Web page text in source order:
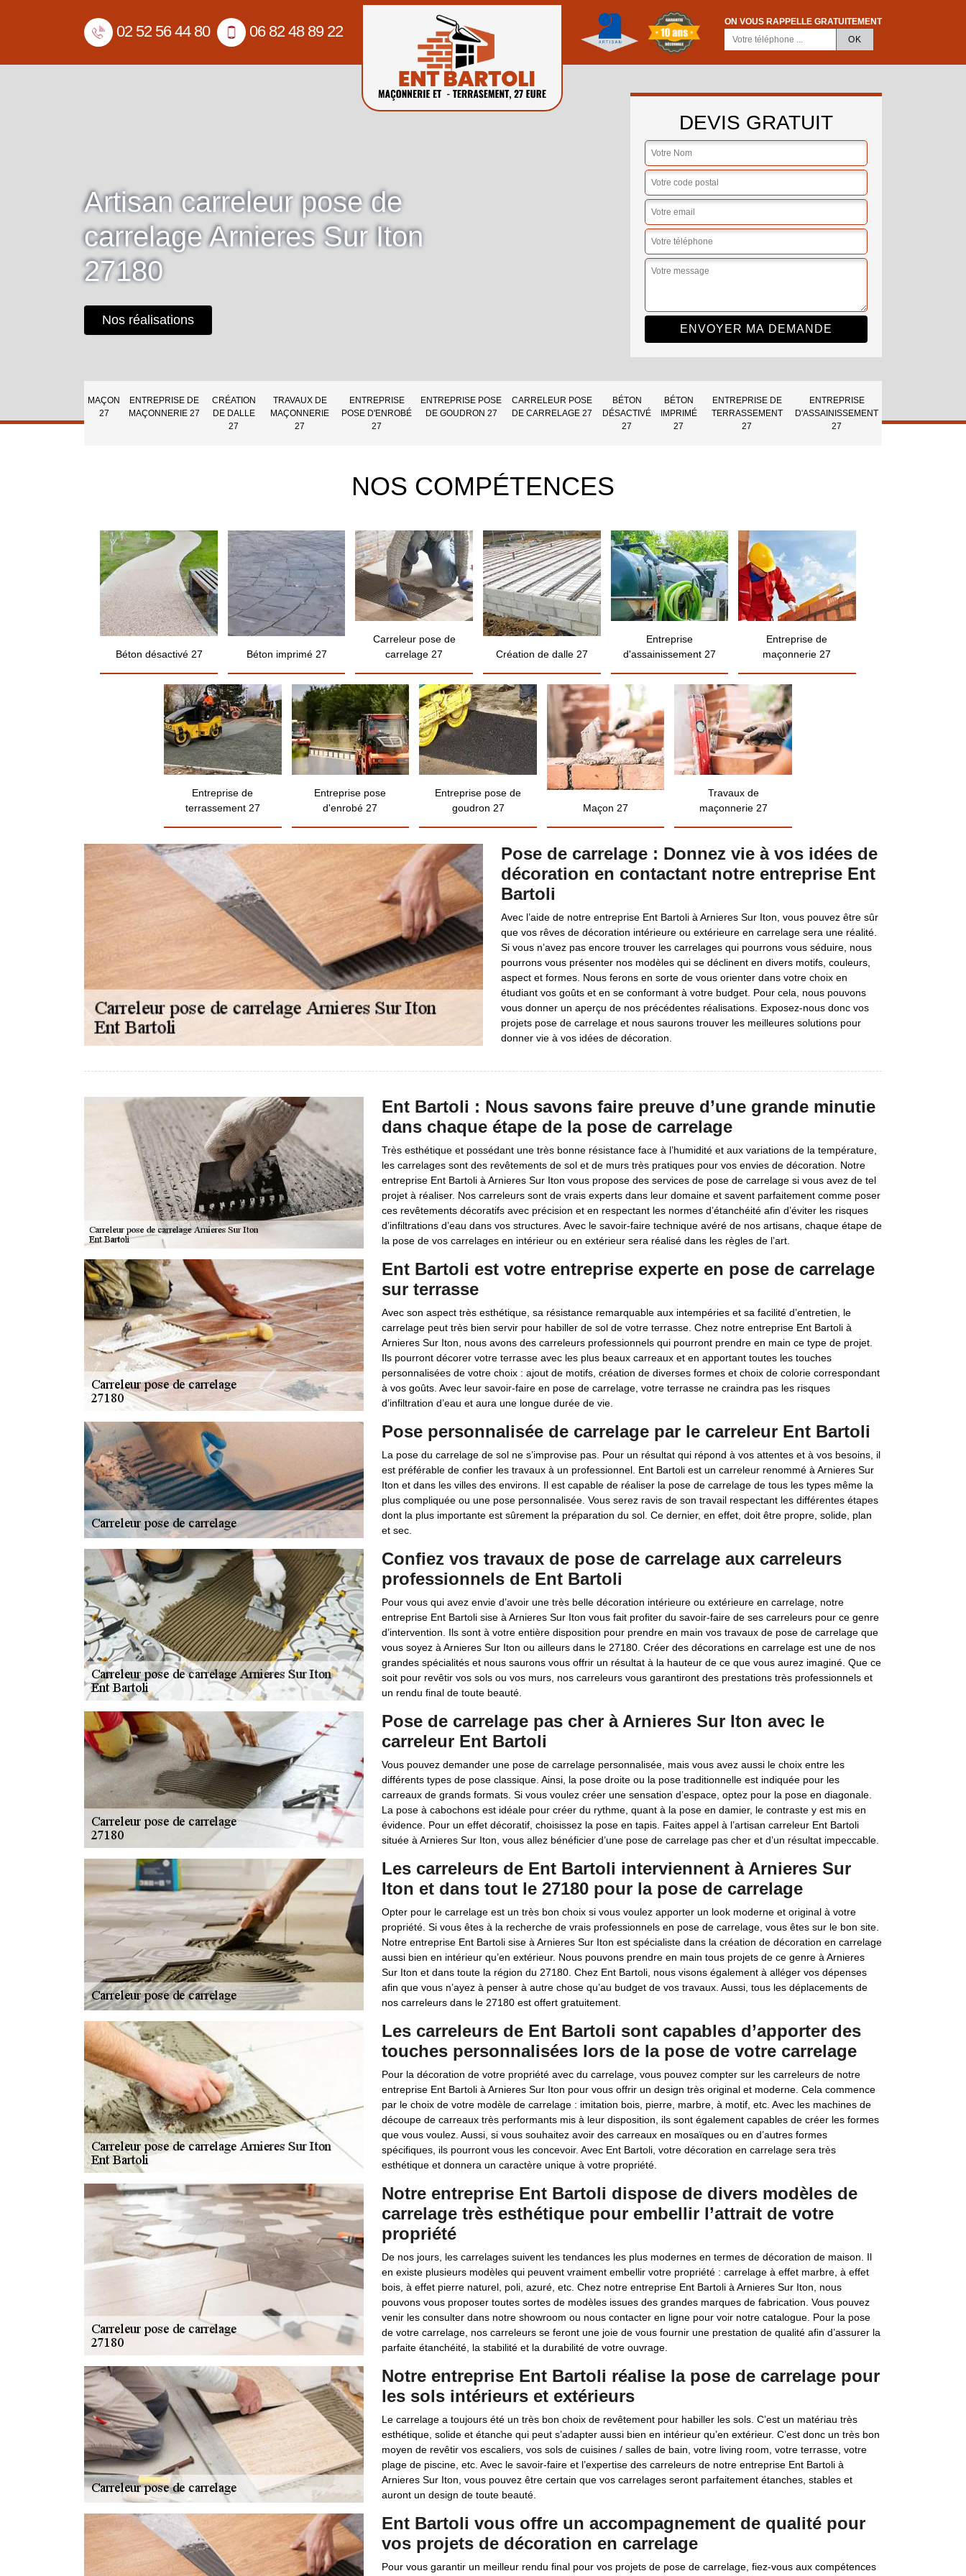
02 52 56 44 80 06 82 48 89 22
ON VOUS RAPPELLE GRATUITEMENT
Artisan carreleur pose de
carrelage Arnieres Sur Iton
27180
Nos réalisations
DEVIS GRATUIT
MAÇON
27
ENTREPRISE DE
MAÇONNERIE 27
CRÉATION
DE DALLE
27
TRAVAUX DE
MAÇONNERIE
27
ENTREPRISE
POSE D'ENROBÉ
27
ENTREPRISE POSE
DE GOUDRON 27
CARRELEUR POSE
DE CARRELAGE 27
BÉTON
DÉSACTIVÉ
27
BÉTON
IMPRIMÉ
27
ENTREPRISE DE
TERRASSEMENT
27
ENTREPRISE
D'ASSAINISSEMENT
27
NOS COMPÉTENCES
Béton désactivé 27 Béton imprimé 27
Carreleur pose de
carrelage 27
Création de dalle 27
Entreprise
d'assainissement 27
Entreprise de
maçonnerie 27
Entreprise de
terrassement 27
Entreprise pose
d'enrobé 27
Entreprise pose de
goudron 27
Maçon 27
Travaux de
maçonnerie 27
Pose de carrelage : Donnez vie à vos idées de
décoration en contactant notre entreprise Ent
Bartoli
Avec l’aide de notre entreprise Ent Bartoli à Arnieres Sur Iton, vous pouvez être sûr
que vos rêves de décoration intérieure ou extérieure en carrelage sera une réalité.
Si vous n’avez pas encore trouver les carrelages qui pourrons vous séduire, nous
pourrons vous présenter nos modèles qui se déclinent en divers motifs, couleurs,
aspect et formes. Nous ferons en sorte de vous orienter dans votre choix en
étudiant vos goûts et en se conformant à votre budget. Pour cela, nous pouvons
vous donner un aperçu de nos précédentes réalisations. Exposez-nous donc vos
projets pose de carrelage et nous saurons trouver les meilleures solutions pour
donner vie à vos idées de décoration.
Ent Bartoli : Nous savons faire preuve d’une grande minutie
dans chaque étape de la pose de carrelage
Très esthétique et possédant une très bonne résistance face à l’humidité et aux variations de la température,
les carrelages sont des revêtements de sol et de murs très pratiques pour vos envies de décoration. Notre
entreprise Ent Bartoli à Arnieres Sur Iton vous propose des services de pose de carrelage si vous avez de tel
projet à réaliser. Nos carreleurs sont de vrais experts dans leur domaine et savent parfaitement comme poser
ces revêtements décoratifs avec précision et en respectant les normes d’étanchéité afin d’éviter les risques
d’infiltrations d’eau dans vos structures. Avec le savoir-faire technique avéré de nos artisans, chaque étape de
la pose de vos carrelages en intérieur ou en extérieur sera réalisé dans les règles de l’art.
Ent Bartoli est votre entreprise experte en pose de carrelage
sur terrasse
Avec son aspect très esthétique, sa résistance remarquable aux intempéries et sa facilité d’entretien, le
carrelage peut très bien servir pour habiller de sol de votre terrasse. Chez notre entreprise Ent Bartoli à
Arnieres Sur Iton, nous avons des carreleurs professionnels qui pourront prendre en main ce type de projet.
Ils pourront décorer votre terrasse avec les plus beaux carreaux et en apportant toutes les touches
personnalisées de votre choix : ajout de motifs, création de diverses formes et choix de colorie correspondant
à vos goûts. Avec leur savoir-faire en pose de carrelage, votre terrasse ne craindra pas les risques
d’infiltration d’eau et aura une longue durée de vie.
Pose personnalisée de carrelage par le carreleur Ent Bartoli
La pose du carrelage de sol ne s’improvise pas. Pour un résultat qui répond à vos attentes et à vos besoins, il
est préférable de confier les travaux à un professionnel. Ent Bartoli est un carreleur renommé à Arnieres Sur
Iton et dans les villes des environs. Il est capable de réaliser la pose de carrelage de tous les types même la
plus compliquée ou une pose personnalisée. Vous serez ravis de son travail respectant les différentes étapes
dont la plus importante est sûrement la préparation du sol. Ce dernier, en effet, doit être propre, solide, plan
et sec.
Confiez vos travaux de pose de carrelage aux carreleurs
professionnels de Ent Bartoli
Pour vous qui avez envie d’avoir une très belle décoration intérieure ou extérieure en carrelage, notre
entreprise Ent Bartoli sise à Arnieres Sur Iton vous fait profiter du savoir-faire de ses carreleurs pour ce genre
d’intervention. Ils sont à votre entière disposition pour prendre en main vos travaux de pose de carrelage que
vous soyez à Arnieres Sur Iton ou ailleurs dans le 27180. Créer des décorations en carrelage est une de nos
grandes spécialités et nous saurons vous offrir un résultat à la hauteur de ce que vous aurez imaginé. Que ce
soit pour revêtir vos sols ou vos murs, nos carreleurs vous garantiront des prestations très professionnels et
un rendu final de toute beauté.
Pose de carrelage pas cher à Arnieres Sur Iton avec le
carreleur Ent Bartoli
Vous pouvez demander une pose de carrelage personnalisée, mais vous avez aussi le choix entre les
différents types de pose classique. Ainsi, la pose droite ou la pose traditionnelle est indiquée pour les
carreaux de grands formats. Si vous voulez créer une sensation d’espace, optez pour la pose en diagonale.
La pose à cabochons est idéale pour créer du rythme, quant à la pose en damier, le contraste y est mis en
évidence. Pour un effet décoratif, choisissez la pose en tapis. Faites appel à l’artisan carreleur Ent Bartoli
située à Arnieres Sur Iton, vous allez bénéficier d’une pose de carrelage pas cher et d’un résultat impeccable.
Les carreleurs de Ent Bartoli interviennent à Arnieres Sur
Iton et dans tout le 27180 pour la pose de carrelage
Opter pour le carrelage est un très bon choix si vous voulez apporter un look moderne et original à votre
propriété. Si vous êtes à la recherche de vrais professionnels en pose de carrelage, vous êtes sur le bon site.
Notre entreprise Ent Bartoli sise à Arnieres Sur Iton est spécialiste dans la création de décoration en carrelage
aussi bien en intérieur qu’en extérieur. Nous pouvons prendre en main tous projets de ce genre à Arnieres
Sur Iton et dans toute la région du 27180. Chez Ent Bartoli, nous visons également à alléger vos dépenses
afin que vous n’ayez à penser à autre chose qu’au budget de vos travaux. Aussi, tous les déplacements de
nos carreleurs dans le 27180 est offert gratuitement.
Les carreleurs de Ent Bartoli sont capables d’apporter des
touches personnalisées lors de la pose de votre carrelage
Pour la décoration de votre propriété avec du carrelage, vous pouvez compter sur les carreleurs de notre
entreprise Ent Bartoli à Arnieres Sur Iton pour vous offrir un design très original et moderne. Cela commence
par le choix de votre modèle de carrelage : imitation bois, pierre, marbre, à motif, etc. Avec les machines de
découpe de carreaux très performants mis à leur disposition, ils sont également capables de créer les formes
que vous voulez. Aussi, si vous souhaitez avoir des carreaux en mosaïques ou en d’autres formes
spécifiques, ils pourront vous les concevoir. Avec Ent Bartoli, votre décoration en carrelage sera très
esthétique et donnera un caractère unique à votre propriété.
Notre entreprise Ent Bartoli dispose de divers modèles de
carrelage très esthétique pour embellir l’attrait de votre
propriété
De nos jours, les carrelages suivent les tendances les plus modernes en termes de décoration de maison. Il
en existe plusieurs modèles qui peuvent vraiment embellir votre propriété : carrelage à effet marbre, à effet
bois, à effet pierre naturel, poli, azuré, etc. Chez notre entreprise Ent Bartoli à Arnieres Sur Iton, nous
pouvons vous proposer toutes sortes de modèles issues des grandes marques de fabrication. Vous pouvez
venir les consulter dans notre showroom ou nous contacter en ligne pour voir notre catalogue. Pour la pose
de votre carrelage, nos carreleurs se feront une joie de vous fournir une prestation de qualité afin d’assurer la
parfaite étanchéité, la stabilité et la durabilité de votre ouvrage.
Notre entreprise Ent Bartoli réalise la pose de carrelage pour
les sols intérieurs et extérieurs
Le carrelage a toujours été un très bon choix de revêtement pour habiller les sols. C’est un matériau très
esthétique, solide et étanche qui peut s’adapter aussi bien en intérieur qu’en extérieur. C’est donc un très bon
moyen de revêtir vos escaliers, vos sols de cuisines / salles de bain, votre living room, votre terrasse, votre
plage de piscine, etc. Avec le savoir-faire et l’expertise des carreleurs de notre entreprise Ent Bartoli à
Arnieres Sur Iton, vous pouvez être certain que vos carrelages seront parfaitement étanches, stables et
auront un design de toute beauté.
Ent Bartoli vous offre un accompagnement de qualité pour
vos projets de décoration en carrelage
Pour vous garantir un meilleur rendu final pour vos projets de pose de carrelage, fiez-vous aux compétences